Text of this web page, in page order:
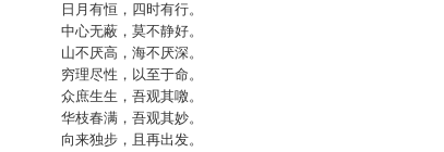
日月有恒，四时有行。
中心无蔽，莫不静好。
山不厌高，海不厌深。
穷理尽性，以至于命。
众庶生生，吾观其噭。
华枝春满，吾观其妙。
向来独步，且再出发。